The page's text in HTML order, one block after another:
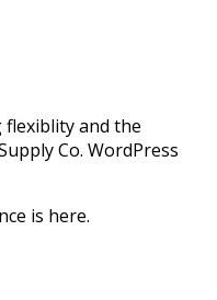
and the
Co. WordPress
is here.